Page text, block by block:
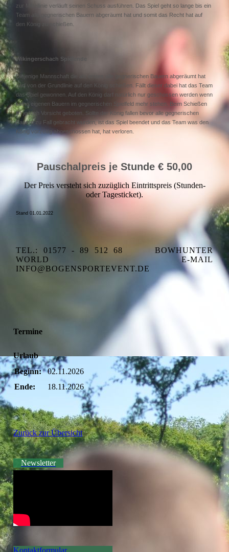
zur Mittellinie verläuft seinen Schuss ausführen. Das Spiel geht so lange bis ein
Team alle gegnerischen Bauern abgeräumt hat und somit das Recht hat auf
den König zu schießen.
Wikingerschach Spielende
D iejenige Mannschaft die als erstes alle gegnerischen Bauern abgeräumt hat
darf von der Grundlinie auf den König schießen. Fällt dieser dabei hat das Team
das Spiel gewonnen. Auf den König darf natürlich nur geschossen werden wenn
keine eigenen Bauern im gegnerischen Spielfeld mehr stehen. Beim Schießen
ist jedoch Vorsicht geboten. Sollte der König fallen bevor alle gegnerischen
Bauern zu Fall gebracht wurden, ist das Spiel beendet und das Team was den
König vorzeitig abgeschossen hat, hat verloren.
Pauschalpreis je Stunde € 50,00
Der Preis versteht sich zuzüglich Eintrittspreis (Stunden-
oder Tagesticket).
Stand 01.01.2022
TEL.: 01577 - 89 512 68 BOWHUNTER
WORLDE-MAIL
INFO@BOGENSPORTEVENT.DE
Termine
Urlaub
Beginn:
02.11.2026
Ende:
18.11.2026
Zurück zur Übersicht
Newsletter
Kontaktformular